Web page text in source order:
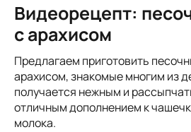
Видеорецепт:
с арахисом
Предлагаем приготовить
арахисом, знакомые многим из
получается нежным и
отличным дополнением к
молока.